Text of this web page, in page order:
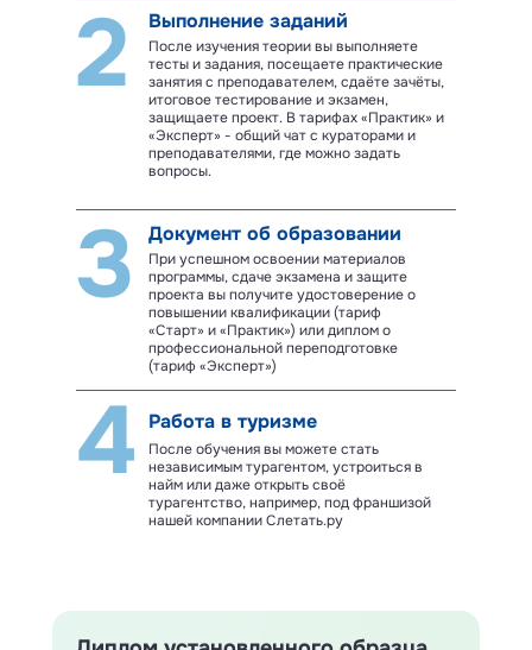
4 Работа в туризме
После обучения вы можете стать
независимым турагентом, устроиться в
найм или даже открыть своё
турагентство, например, под франшизой
нашей компании Слетать.ру
Выполнение заданий
После изучения теории вы выполняете
тесты и задания, посещаете практические
занятия с преподавателем, сдаёте зачёты,
итоговое тестирование и экзамен,
защищаете проект. В тарифах «Практик» и
«Эксперт» - общий чат с кураторами и
преподавателями, где можно задать
вопросы.
2
Документ об образовании
При успешном освоении материалов
программы, сдаче экзамена и защите
проекта вы получите удостоверение о
повышении квалификации (тариф
«Старт» и «Практик») или диплом о
профессиональной переподготовке
(тариф «Эксперт»)
3